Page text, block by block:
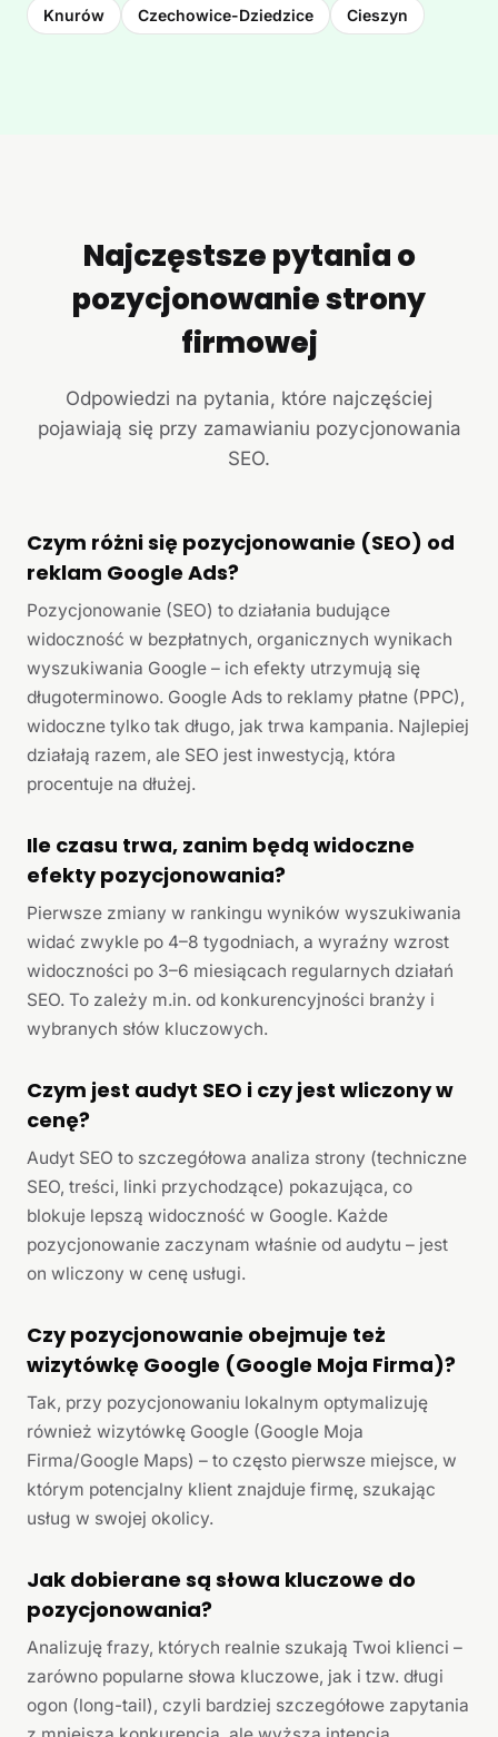
Knurów Czechowice-Dziedzice Cieszyn
Najczęstsze pytania o
pozycjonowanie strony
firmowej
Odpowiedzi na pytania, które najczęściej
pojawiają się przy zamawianiu pozycjonowania
SEO.
Czym różni się pozycjonowanie (SEO) od
reklam Google Ads?
Pozycjonowanie (SEO) to działania budujące
widoczność w bezpłatnych, organicznych wynikach
wyszukiwania Google – ich efekty utrzymują się
długoterminowo. Google Ads to reklamy płatne (PPC),
widoczne tylko tak długo, jak trwa kampania. Najlepiej
działają razem, ale SEO jest inwestycją, która
procentuje na dłużej.
Ile czasu trwa, zanim będą widoczne
efekty pozycjonowania?
Pierwsze zmiany w rankingu wyników wyszukiwania
widać zwykle po 4–8 tygodniach, a wyraźny wzrost
widoczności po 3–6 miesiącach regularnych działań
SEO. To zależy m.in. od konkurencyjności branży i
wybranych słów kluczowych.
Czym jest audyt SEO i czy jest wliczony w
cenę?
Audyt SEO to szczegółowa analiza strony (techniczne
SEO, treści, linki przychodzące) pokazująca, co
blokuje lepszą widoczność w Google. Każde
pozycjonowanie zaczynam właśnie od audytu – jest
on wliczony w cenę usługi.
Czy pozycjonowanie obejmuje też
wizytówkę Google (Google Moja Firma)?
Tak, przy pozycjonowaniu lokalnym optymalizuję
również wizytówkę Google (Google Moja
Firma/Google Maps) – to często pierwsze miejsce, w
którym potencjalny klient znajduje firmę, szukając
usług w swojej okolicy.
Jak dobierane są słowa kluczowe do
pozycjonowania?
Analizuję frazy, których realnie szukają Twoi klienci –
zarówno popularne słowa kluczowe, jak i tzw. długi
ogon (long-tail), czyli bardziej szczegółowe zapytania